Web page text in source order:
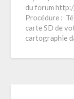
du forum
Procédure :
carte SD de
cartographie